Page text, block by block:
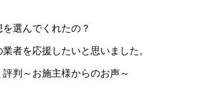
選んでくれたの？
者を応援したいと思いました。
判～お施主様からのお声～